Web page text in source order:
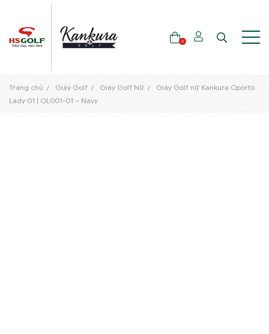
THƯƠNG HIỆU
0
Trang chủ Giày Golf Giày Golf Nữ
Giày Golf nữ Kankura Oporto
Lady 01 | OL001-01 – Navy